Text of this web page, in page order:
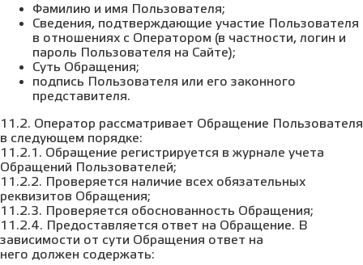
Фамилию и имя Пользователя;
Сведения, подтверждающие участие Пользователя
в отношениях с Оператором (в частности, логин и
пароль Пользователя на Сайте);
Суть Обращения;
подпись Пользователя или его законного
представителя.
11.2. Оператор рассматривает Обращение Пользователя
в следующем порядке:
11.2.1. Обращение регистрируется в журнале учета
Обращений Пользователей;
11.2.2. Проверяется наличие всех обязательных
реквизитов Обращения;
11.2.3. Проверяется обоснованность Обращения;
11.2.4. Предоставляется ответ на Обращение. В
зависимости от сути Обращения ответ на
него должен содержать: